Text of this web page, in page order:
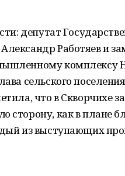
депутат
Работяев и
комплексу
сельского
что в Скворчихе
как в плане
из выступающих